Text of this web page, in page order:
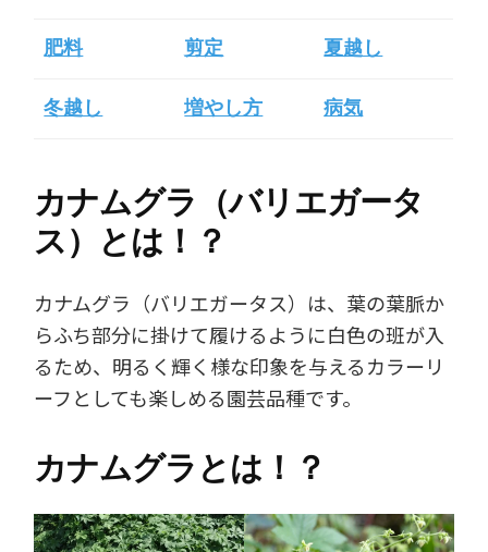
肥料 剪定 夏越し
冬越し 増やし方 病気
カナムグラ（バリエガータ
ス）とは！？
カナムグラ（バリエガータス）は、葉の葉脈か
らふち部分に掛けて履けるように白色の班が入
るため、明るく輝く様な印象を与えるカラーリ
ーフとしても楽しめる園芸品種です。
カナムグラとは！？